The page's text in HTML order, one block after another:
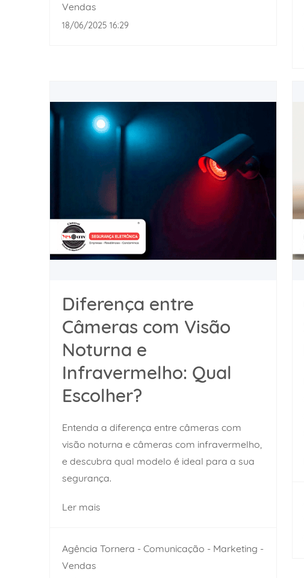
Vendas
18/06/2025 16:29
Diferença entre
Câmeras com Visão
Noturna e
Infravermelho: Qual
Escolher?
Entenda a diferença entre câmeras com
visão noturna e câmeras com infravermelho,
e descubra qual modelo é ideal para a sua
segurança.
Ler mais
Agência Tornera - Comunicação - Marketing -
Vendas